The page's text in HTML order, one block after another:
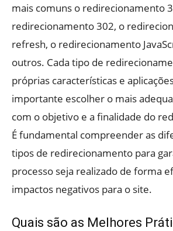
mais comuns o redirecionamento
redirecionamento 302, o
refresh, o redirecionamento
outros. Cada tipo de
próprias características e
importante escolher o mais
com o objetivo e a finalidade do
É fundamental compreender as
tipos de redirecionamento para
processo seja realizado de forma
impactos negativos para o site.
Quais são as Melhores